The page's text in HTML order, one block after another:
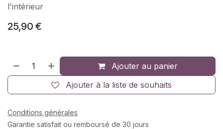
l'intérieur
25,90 €
Ajouter au panier
Ajouter à la liste de souhaits
Conditions générales
Garantie satisfait ou remboursé de 30 jours